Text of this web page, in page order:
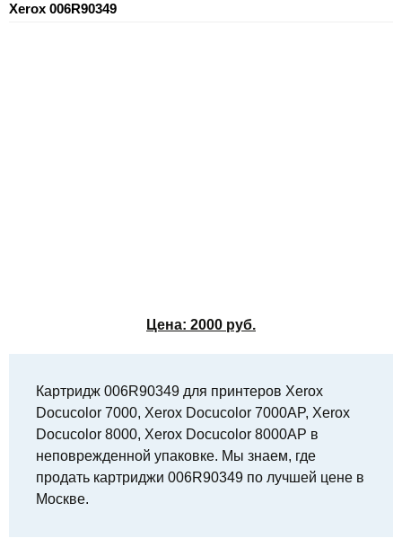
Xerox 006R90349
Цена: 2000 руб.
Картридж 006R90349 для принтеров Xerox
Docucolor 7000, Xerox Docucolor 7000AP, Xerox
Docucolor 8000, Xerox Docucolor 8000AP в
неповрежденной упаковке. Мы знаем, где
продать картриджи 006R90349 по лучшей цене в
Москве.